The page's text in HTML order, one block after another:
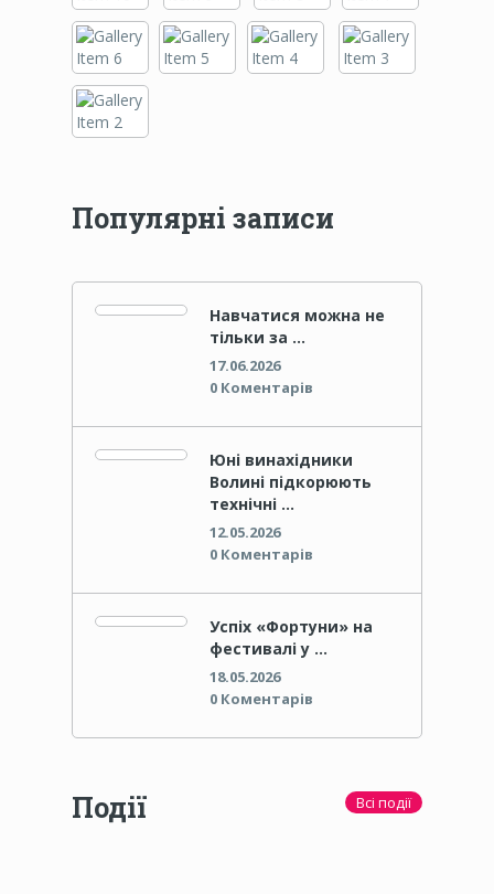
Популярні записи
Навчатися можна не
тільки за …
17.06.2026
0 Коментарів
Юні винахідники
Волині підкорюють
технічні …
12.05.2026
0 Коментарів
Успіх «Фортуни» на
фестивалі у …
18.05.2026
0 Коментарів
Події Всі події